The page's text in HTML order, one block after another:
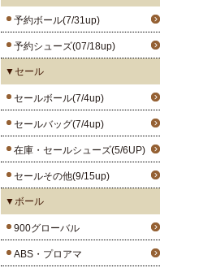
予約ボール(7/31up)
予約シューズ(07/18up)
▼セール
セールボール(7/4up)
セールバッグ(7/4up)
在庫・セールシューズ(5/6UP)
セールその他(9/15up)
▼ボール
900グローバル
ABS・プロアマ